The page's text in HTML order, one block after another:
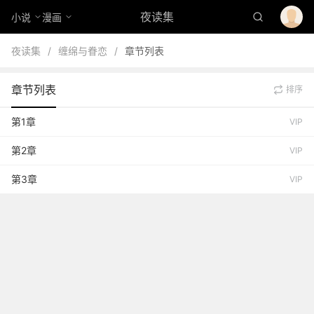
小说 漫画 夜读集
夜读集 / 缠绵与眷恋 / 章节列表
章节列表 排序
第1章 VIP
第2章 VIP
第3章 VIP